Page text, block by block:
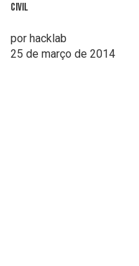
Civil
por hacklab
25 de março de 2014